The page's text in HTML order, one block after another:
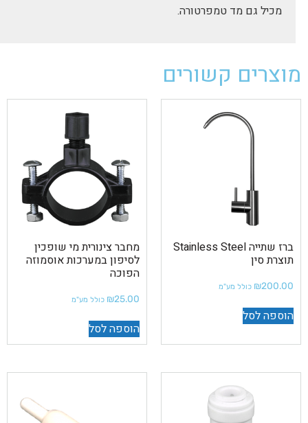
מכיל גם מד טמפרטורה.
מוצרים קשורים
ברז שתייה Stainless Steel
תוצרת סין
₪200.00 כולל מע"מ
הוספה לסל
מחבר צינורית מי שופכין
לסיפון במערכות אוסמוזה
הפוכה
₪25.00 כולל מע"מ
הוספה לסל